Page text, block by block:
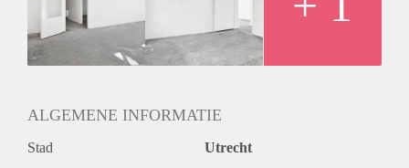
ALGEMENE INFORMATIE
Stad Utrecht